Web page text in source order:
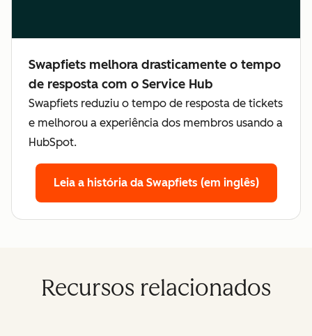
Swapfiets melhora drasticamente o tempo
de resposta com o Service Hub
Swapfiets reduziu o tempo de resposta de tickets
e melhorou a experiência dos membros usando a
HubSpot.
Leia a história da Swapfiets (em inglês)
Recursos relacionados